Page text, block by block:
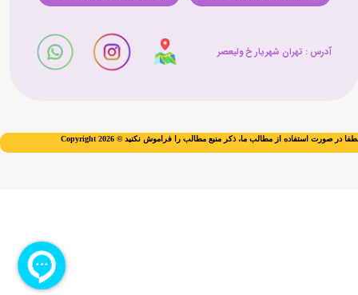
آدرس : تهران شهریار خ ولیعصر​​​​​​​